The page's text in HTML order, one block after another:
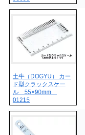
土牛（DOGYU） カー
ド型クラックスケー
ル 55×90mm
01215